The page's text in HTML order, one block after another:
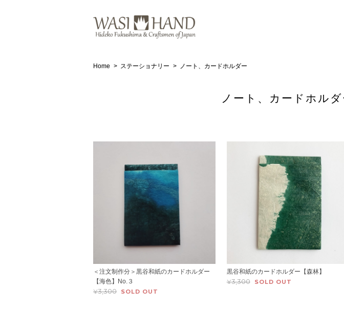
Home ステーショナリー ノート、カードホルダー
ノート、カードホルダ
＜注文制作分＞黒谷和紙のカードホルダー
【海色】No.３
¥3,300 SOLD OUT
黒谷和紙のカードホルダー【森林】
¥3,300 SOLD OUT